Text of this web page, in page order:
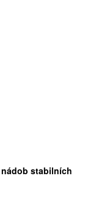
stabilních